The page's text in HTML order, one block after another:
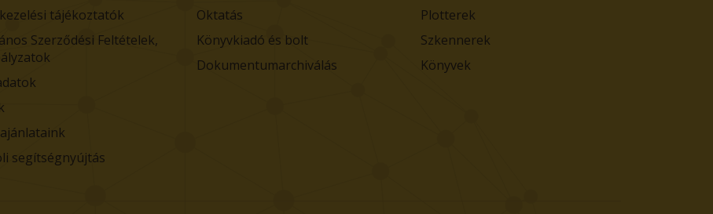
tájékoztatók
Szerződési Feltételek,
segítségnyújtás
Oktatás
Könyvkiadó és bolt
Dokumentumarchiválás
Plotterek
Szkennerek
Könyvek